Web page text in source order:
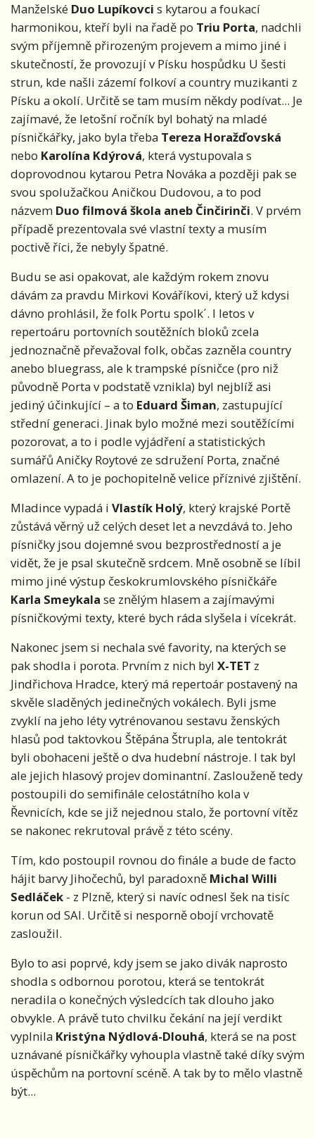
Manželské Duo Lupíkovci s kytarou a foukací
harmonikou, kteří byli na řadě po Triu Porta, nadchli
svým příjemně přirozeným projevem a mimo jiné i
skutečností, že provozují v Písku hospůdku U šesti
strun, kde našli zázemí folkoví a country muzikanti z
Písku a okolí. Určitě se tam musím někdy podívat... Je
zajímavé, že letošní ročník byl bohatý na mladé
písničkářky, jako byla třeba Tereza Horažďovská
nebo Karolína Kdýrová, která vystupovala s
doprovodnou kytarou Petra Nováka a později pak se
svou spolužačkou Aničkou Dudovou, a to pod
názvem Duo filmová škola aneb Činčirinči. V prvém
případě prezentovala své vlastní texty a musím
poctivě říci, že nebyly špatné.
Budu se asi opakovat, ale každým rokem znovu
dávám za pravdu Mirkovi Kováříkovi, který už kdysi
dávno prohlásil, že folk Portu spolk´. I letos v
repertoáru portovních soutěžních bloků zcela
jednoznačně převažoval folk, občas zazněla country
anebo bluegrass, ale k trampské písničce (pro niž
původně Porta v podstatě vznikla) byl nejblíž asi
jediný účinkující – a to Eduard Šiman, zastupující
střední generaci. Jinak bylo možné mezi soutěžícími
pozorovat, a to i podle vyjádření a statistických
sumářů Aničky Roytové ze sdružení Porta, značné
omlazení. A to je pochopitelně velice příznivé zjištění.
Mladince vypadá i Vlastík Holý, který krajské Portě
zůstává věrný už celých deset let a nevzdává to. Jeho
písničky jsou dojemné svou bezprostředností a je
vidět, že je psal skutečně srdcem. Mně osobně se líbil
mimo jiné výstup českokrumlovského písničkáře
Karla Smeykala se znělým hlasem a zajímavými
písničkovými texty, které bych ráda slyšela i vícekrát.
Nakonec jsem si nechala své favority, na kterých se
pak shodla i porota. Prvním z nich byl X-TET z
Jindřichova Hradce, který má repertoár postavený na
skvěle sladěných jedinečných vokálech. Byli jsme
zvyklí na jeho léty vytrénovanou sestavu ženských
hlasů pod taktovkou Štěpána Štrupla, ale tentokrát
byli obohaceni ještě o dva hudební nástroje. I tak byl
ale jejich hlasový projev dominantní. Zaslouženě tedy
postoupili do semifinále celostátního kola v
Řevnicích, kde se již nejednou stalo, že portovní vítěz
se nakonec rekrutoval právě z této scény.
Tím, kdo postoupil rovnou do finále a bude de facto
hájit barvy Jihočechů, byl paradoxně Michal Willi
Sedláček - z Plzně, který si navíc odnesl šek na tisíc
korun od SAI. Určitě si nesporně obojí vrchovatě
zasloužil.
Bylo to asi poprvé, kdy jsem se jako divák naprosto
shodla s odbornou porotou, která se tentokrát
neradila o konečných výsledcích tak dlouho jako
obvykle. A právě tuto chvilku čekání na její verdikt
vyplnila Kristýna Nýdlová-Dlouhá, která se na post
uznávané písničkářky vyhoupla vlastně také díky svým
úspěchům na portovní scéně. A tak by to mělo vlastně
být...